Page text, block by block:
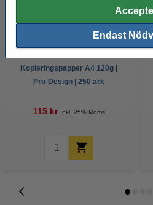
Endast
Kopieringspapper A4 120g |
Pro-Design | 250 ark
115 kr Inkl. 25% Moms